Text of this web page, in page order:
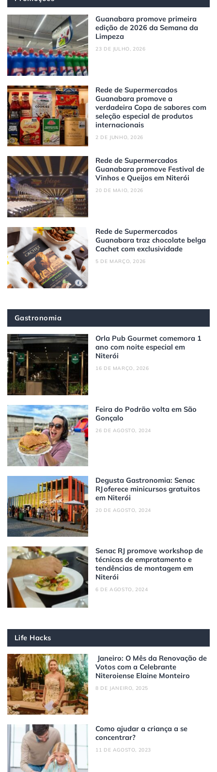
Guanabara promove primeira
edição de 2026 da Semana da
Limpeza
23 DE JULHO, 2026
Rede de Supermercados
Guanabara promove a
verdadeira Copa de sabores com
seleção especial de produtos
internacionais
2 DE JUNHO, 2026
Rede de Supermercados
Guanabara promove Festival de
Vinhos e Queijos em Niterói
20 DE MAIO, 2026
Rede de Supermercados
Guanabara traz chocolate belga
Cachet com exclusividade
5 DE MARÇO, 2026
Gastronomia
Orla Pub Gourmet comemora 1
ano com noite especial em
Niterói
16 DE MARÇO, 2026
Feira do Podrão volta em São
Gonçalo
26 DE AGOSTO, 2024
Degusta Gastronomia: Senac
RJ oferece minicursos gratuitos
em Niterói
20 DE AGOSTO, 2024
Senac RJ promove workshop de
técnicas de empratamento e
tendências de montagem em
Niterói
6 DE AGOSTO, 2024
Life Hacks
Janeiro: O Mês da Renovação de
Votos com a Celebrante
Niteroiense Elaine Monteiro
8 DE JANEIRO, 2025
Como ajudar a criança a se
concentrar?
11 DE AGOSTO, 2023